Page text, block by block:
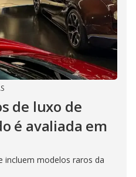
de luxo de
é avaliada em
incluem modelos raros da